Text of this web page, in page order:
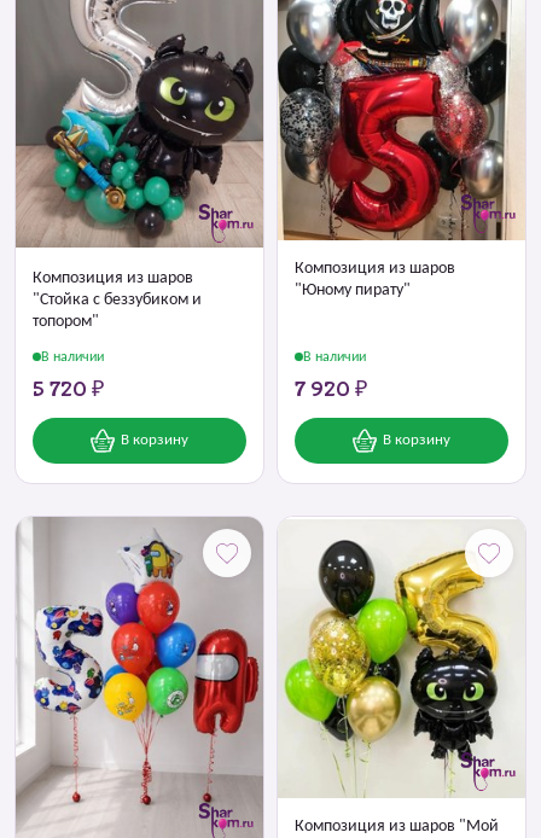
Композиция из шаров
"Стойка с беззубиком и
топором"
В наличии
5 720 ₽
В корзину
Композиция из шаров
"Юному пирату"
В наличии
7 920 ₽
В корзину
Композиция из шаров "Мой